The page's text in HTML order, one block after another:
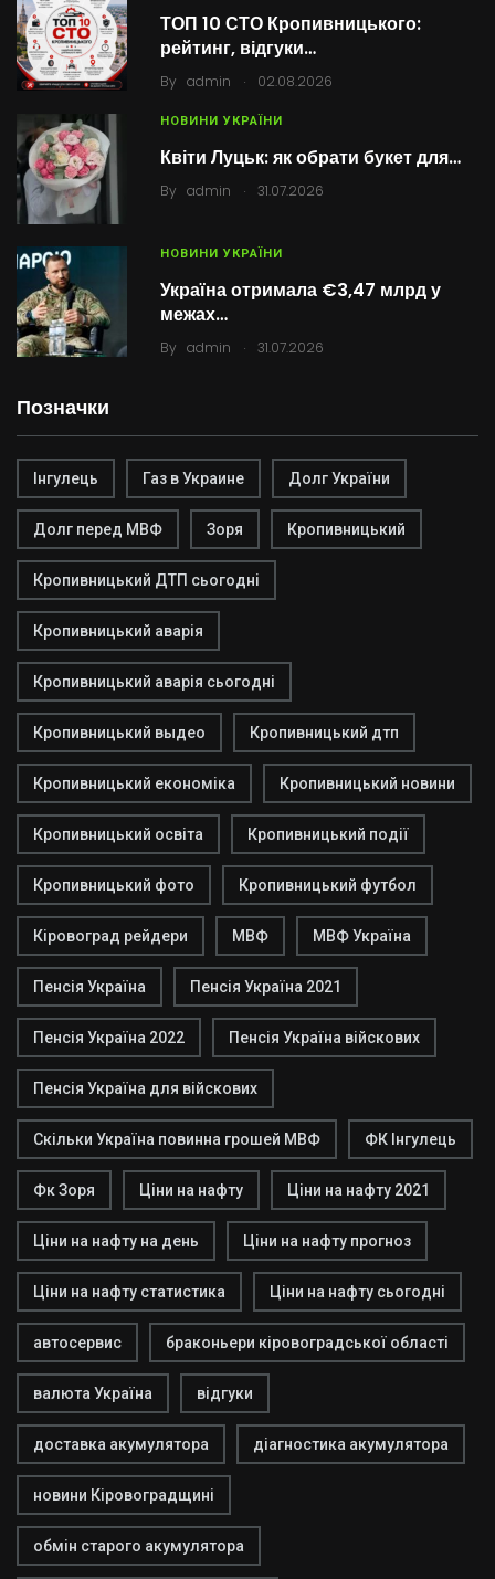
ТОП 10 СТО Кропивницького:
рейтинг, відгуки…
By admin . 02.08.2026
НОВИНИ УКРАЇНИ
Квіти Луцьк: як обрати букет для…
By admin . 31.07.2026
НОВИНИ УКРАЇНИ
Україна отримала €3,47 млрд у
межах…
By admin . 31.07.2026
Позначки
Інгулець Газ в Украине Долг України
Долг перед МВФ Зоря Кропивницький
Кропивницький ДТП сьогодні
Кропивницький аварія
Кропивницький аварія сьогодні
Кропивницький выдео Кропивницький дтп
Кропивницький економіка Кропивницький новини
Кропивницький освіта Кропивницький події
Кропивницький фото Кропивницький футбол
Кіровоград рейдери МВФ МВФ Україна
Пенсія Україна Пенсія Україна 2021
Пенсія Україна 2022 Пенсія Україна війскових
Пенсія Україна для війскових
Скільки Україна повинна грошей МВФ ФК Інгулець
Фк Зоря Ціни на нафту Ціни на нафту 2021
Ціни на нафту на день Ціни на нафту прогноз
Ціни на нафту статистика Ціни на нафту сьогодні
автосервис браконьери кіровоградської області
валюта Україна відгуки
доставка акумулятора діагностика акумулятора
новини Кіровоградщині
обмін старого акумулятора